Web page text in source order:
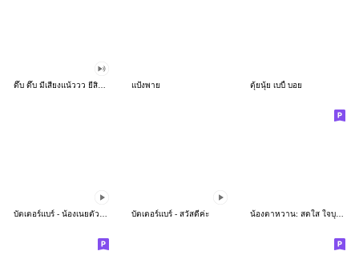
แป้งพาย ตุ้ยนุ้ย เบบี้ บอย
บัตเตอร์แบร์ - สวัสดีค่ะ น้องตาหวาน: สดใส ใจบุญ (สีพาสเทล)